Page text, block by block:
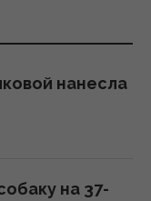
как
нанесла
на 37-